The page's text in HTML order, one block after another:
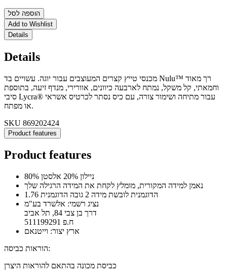
הוספה לסל
Add to Wishlist
Details
Details
מכנסי טייץ קצרים המעוצבים עבור יוגה. עשויים בד Nulu™ רך מאוד
וחמאתי, קל משקל, נמתח לארבעה כיוונים, אוורירי, מנדף זיעה, בתוספת
סיבי Lycra® עבור מתיחה ושימור צורה, עם כיס נסתר לכרטיס אשראי
או מפתח.
SKU 869202424
Product features
Product features
80% ניילון 20% אלסטן
נאמן למידה המקורית, מומלץ לקחת את המידה הרגילה שלך
הדוגמנית לובשת מידה 2 גובה הדוגמנית 1.76
נציג רשמי: אלשרד בע"מ
דרך בן צבי 84, תל אביב
ח.פ 511199291
ארץ יצור: וייטנאם
הוראות כביסה:
כביסת מכונה בהתאם להוראות היצרן